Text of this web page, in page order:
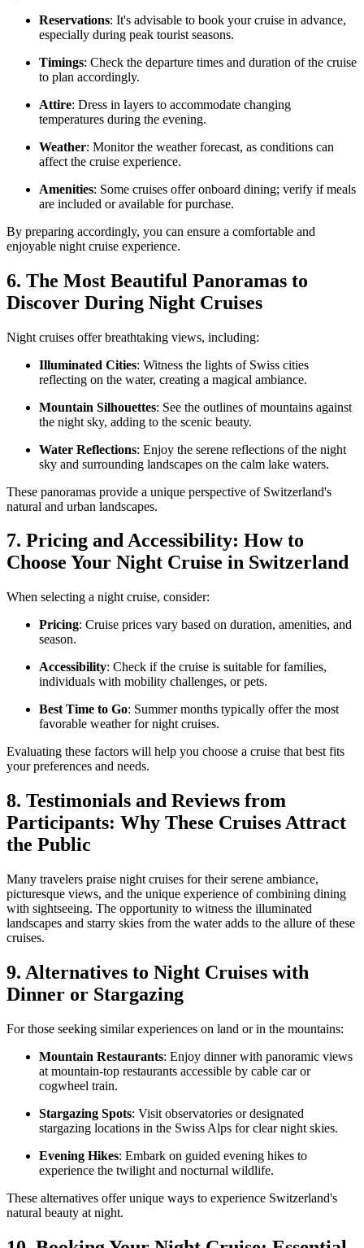
Reservations: It's advisable to book your cruise in advance,
especially during peak tourist seasons.
Timings: Check the departure times and duration of the cruise
to plan accordingly.
Attire: Dress in layers to accommodate changing
temperatures during the evening.
Weather: Monitor the weather forecast, as conditions can
affect the cruise experience.
Amenities: Some cruises offer onboard dining; verify if meals
are included or available for purchase.
By preparing accordingly, you can ensure a comfortable and
enjoyable night cruise experience.
6. The Most Beautiful Panoramas to
Discover During Night Cruises
Night cruises offer breathtaking views, including:
Illuminated Cities: Witness the lights of Swiss cities
reflecting on the water, creating a magical ambiance.
Mountain Silhouettes: See the outlines of mountains against
the night sky, adding to the scenic beauty.
Water Reflections: Enjoy the serene reflections of the night
sky and surrounding landscapes on the calm lake waters.
These panoramas provide a unique perspective of Switzerland's
natural and urban landscapes.
7. Pricing and Accessibility: How to
Choose Your Night Cruise in Switzerland
When selecting a night cruise, consider:
Pricing: Cruise prices vary based on duration, amenities, and
season.
Accessibility: Check if the cruise is suitable for families,
individuals with mobility challenges, or pets.
Best Time to Go: Summer months typically offer the most
favorable weather for night cruises.
Evaluating these factors will help you choose a cruise that best fits
your preferences and needs.
8. Testimonials and Reviews from
Participants: Why These Cruises Attract
the Public
Many travelers praise night cruises for their serene ambiance,
picturesque views, and the unique experience of combining dining
with sightseeing. The opportunity to witness the illuminated
landscapes and starry skies from the water adds to the allure of these
cruises.
9. Alternatives to Night Cruises with
Dinner or Stargazing
For those seeking similar experiences on land or in the mountains:
Mountain Restaurants: Enjoy dinner with panoramic views
at mountain-top restaurants accessible by cable car or
cogwheel train.
Stargazing Spots: Visit observatories or designated
stargazing locations in the Swiss Alps for clear night skies.
Evening Hikes: Embark on guided evening hikes to
experience the twilight and nocturnal wildlife.
These alternatives offer unique ways to experience Switzerland's
natural beauty at night.